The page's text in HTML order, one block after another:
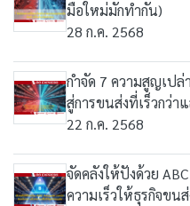
มือใหม่มักทำกัน)
28 ก.ค. 2568
กำจัด 7 ความสูญเปล่
สู่การขนส่งที่เร็วกว่
22 ก.ค. 2568
จัดคลังให้ปังด้วย
ความเร็วให้ธุรกิจขนส่